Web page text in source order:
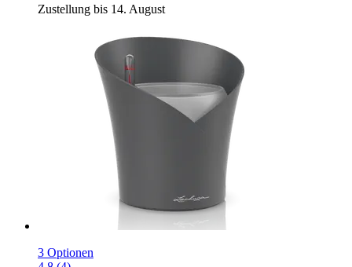
Zustellung bis 14. August
3 Optionen